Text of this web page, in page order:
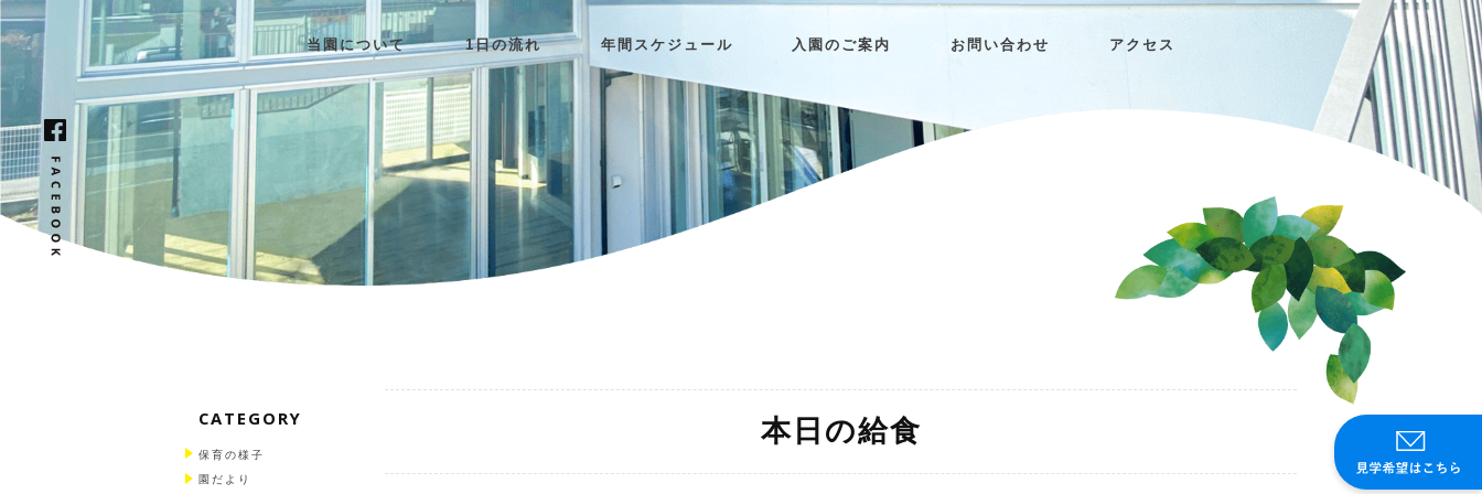
当園について 1日の流れ 年間スケジュール 入園のご案内 お問い合わせ アクセス
本日の給食
CATEGORY
保育の様子
園だより